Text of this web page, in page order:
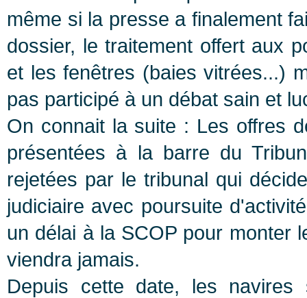
même si la presse a finalement
dossier, le traitement offert aux
et les fenêtres (baies vitrées...)
pas participé à un débat sain et
On connait la suite : Les offres
présentées à la barre du
rejetées par le tribunal qui
judiciaire avec poursuite
un délai à la SCOP pour monter
viendra jamais.
Depuis cette date, les